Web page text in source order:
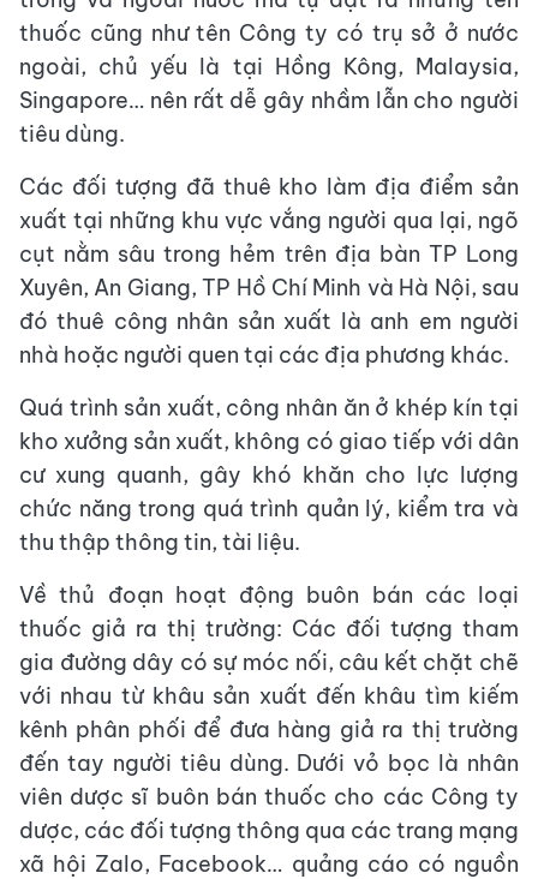
thuốc cũng như tên Công ty có trụ sở ở nước
ngoài, chủ yếu là tại Hồng Kông, Malaysia,
Singapore… nên rất dễ gây nhầm lẫn cho người
tiêu dùng.
Các đối tượng đã thuê kho làm địa điểm sản
xuất tại những khu vực vắng người qua lại, ngõ
cụt nằm sâu trong hẻm trên địa bàn TP Long
Xuyên, An Giang, TP Hồ Chí Minh và Hà Nội, sau
đó thuê công nhân sản xuất là anh em người
nhà hoặc người quen tại các địa phương khác.
Quá trình sản xuất, công nhân ăn ở khép kín tại
kho xưởng sản xuất, không có giao tiếp với dân
cư xung quanh, gây khó khăn cho lực lượng
chức năng trong quá trình quản lý, kiểm tra và
thu thập thông tin, tài liệu.
Về thủ đoạn hoạt động buôn bán các loại
thuốc giả ra thị trường: Các đối tượng tham
gia đường dây có sự móc nối, câu kết chặt chẽ
với nhau từ khâu sản xuất đến khâu tìm kiếm
kênh phân phối để đưa hàng giả ra thị trường
đến tay người tiêu dùng. Dưới vỏ bọc là nhân
viên dược sĩ buôn bán thuốc cho các Công ty
dược, các đối tượng thông qua các trang mạng
xã hội Zalo, Facebook… quảng cáo có nguồn